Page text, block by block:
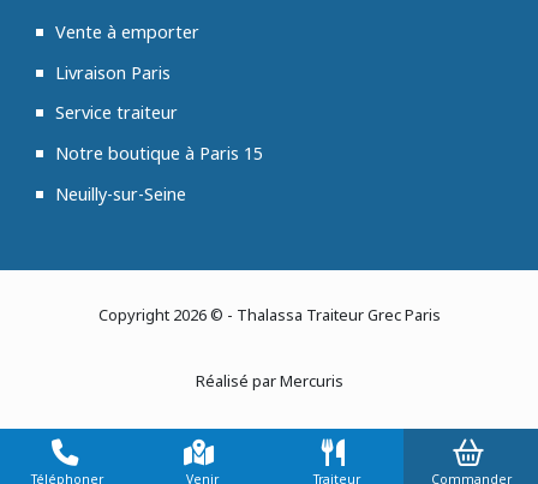
Téléphoner Venir Traiteur Commander
Vente à emporter
Livraison Paris
Service traiteur
Notre boutique à Paris 15
Neuilly-sur-Seine
Copyright 2026 © - Thalassa Traiteur Grec Paris
Réalisé par Mercuris